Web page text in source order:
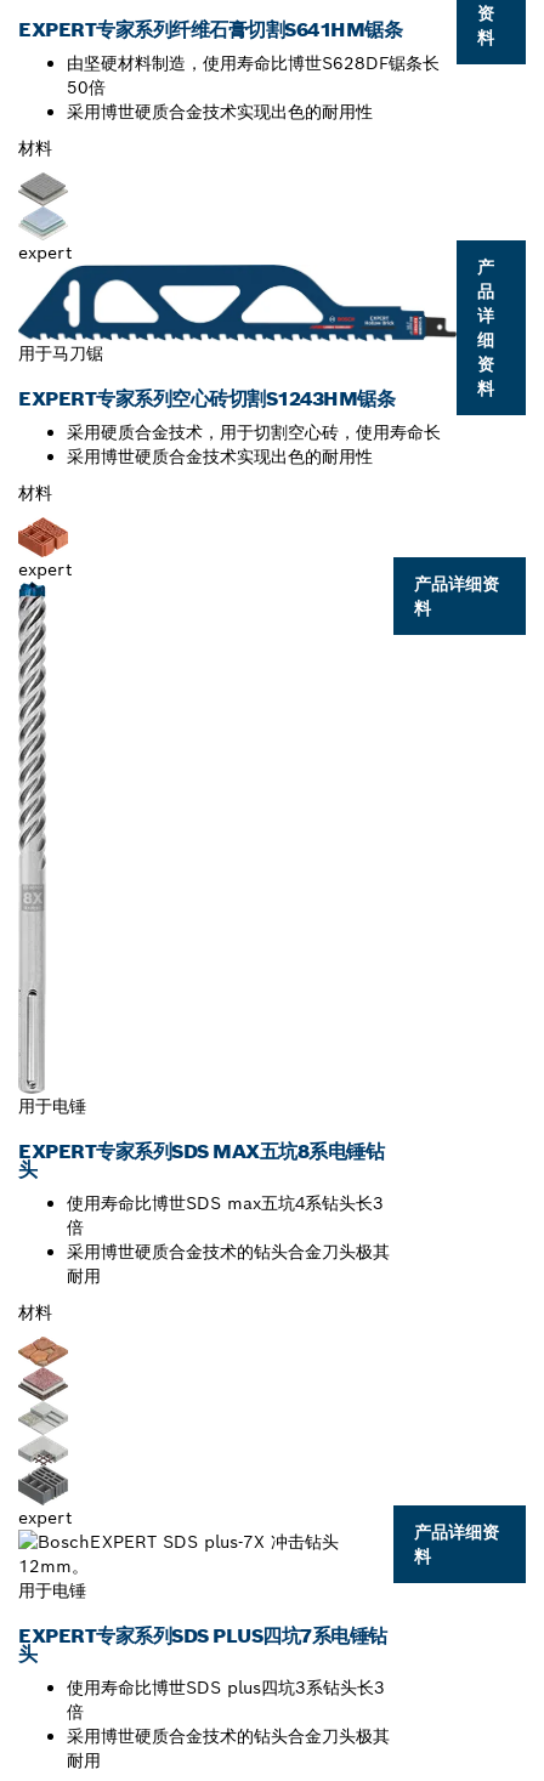
EXPERT专家系列纤维石膏切割S641HM锯条
由坚硬材料制造，使用寿命比博世S628DF锯条长
50倍
采用博世硬质合金技术实现出色的耐用性
材料
资
料
expert
用于马刀锯
EXPERT专家系列空心砖切割S1243HM锯条
采用硬质合金技术，用于切割空心砖，使用寿命长
采用博世硬质合金技术实现出色的耐用性
材料
产
品
详
细
资
料
expert
用于电锤
EXPERT专家系列SDS MAX五坑8系电锤钻
头
使用寿命比博世SDS max五坑4系钻头长3
倍
采用博世硬质合金技术的钻头合金刀头极其
耐用
材料
产品详细资
料
expert
用于电锤
EXPERT专家系列SDS PLUS四坑7系电锤钻
头
使用寿命比博世SDS plus四坑3系钻头长3
倍
采用博世硬质合金技术的钻头合金刀头极其
耐用
产品详细资
料